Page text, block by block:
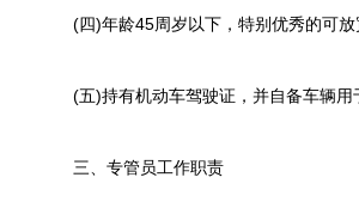
(四)年龄45周岁以下，特别优秀的可放
(五)持有机动车驾驶证，并自备车辆用
三、专管员工作职责